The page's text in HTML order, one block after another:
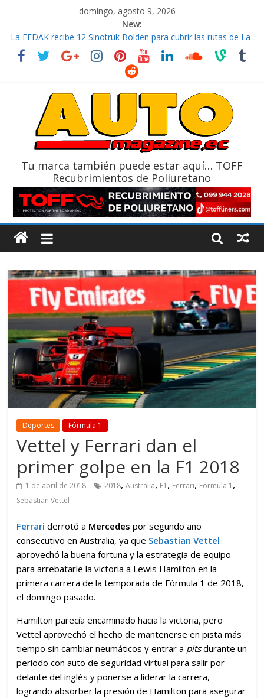
domingo, agosto 9, 2026
New:
La FEDAK recibe 12 Sinotruk Bolden para cubrir las rutas de La
Vuelta
El costo de tener un vehículo gana protagonismo a la hora de
¿Qué puede pasar con tu vehículo si permanece varios días sin
La Vuelta al Ecuador 2026, edición 47ª, recorre 7 provincias en 8
Tu marca también puede estar aquí… TOFF
Recubrimientos de Poliuretano
Deportes Fórmula 1
Vettel y Ferrari dan el
primer golpe en la F1 2018
1 de abril de 2018 2018,Australia, F1 , Ferrari, Formula 1 ,
Sebastian Vettel
Ferrari derrotó a Mercedes por segundo año
consecutivo en Australia, ya que Sebastian Vettel
aprovechó la buena fortuna y la estrategia de equipo
para arrebatarle la victoria a Lewis Hamilton en la
primera carrera de la temporada de Fórmula 1 de 2018,
el domingo pasado.
Hamilton parecía encaminado hacia la victoria, pero
Vettel aprovechó el hecho de mantenerse en pista más
tiempo sin cambiar neumáticos y entrar a pitsdurante un
período con auto de seguridad virtual para salir por
delante del inglés y ponerse a liderar la carrera,
logrando absorber la presión de Hamilton para asegurar